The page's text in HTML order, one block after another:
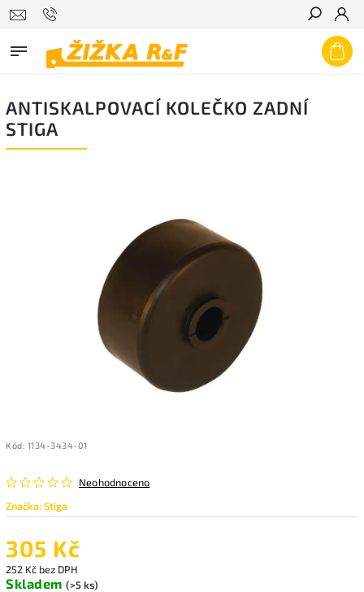
Hledat
ANTISKALPOVACÍ KOLEČKO ZADNÍ
STIGA
Kód: 1134-3434-01
Neohodnoceno
Značka:Stiga
305 Kč
252 Kč bez DPH
Skladem (>5 ks)